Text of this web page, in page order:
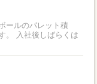
ールのパレット積
。 入社後しばらくは